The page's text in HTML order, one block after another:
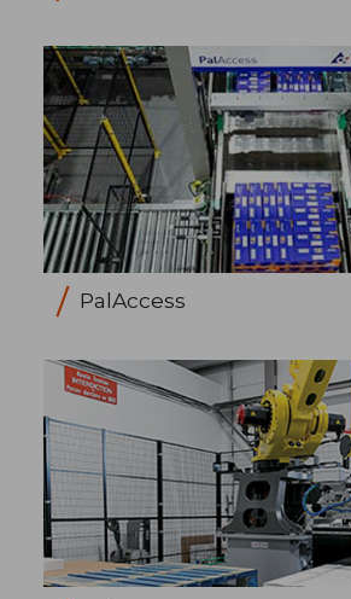
PalAccess